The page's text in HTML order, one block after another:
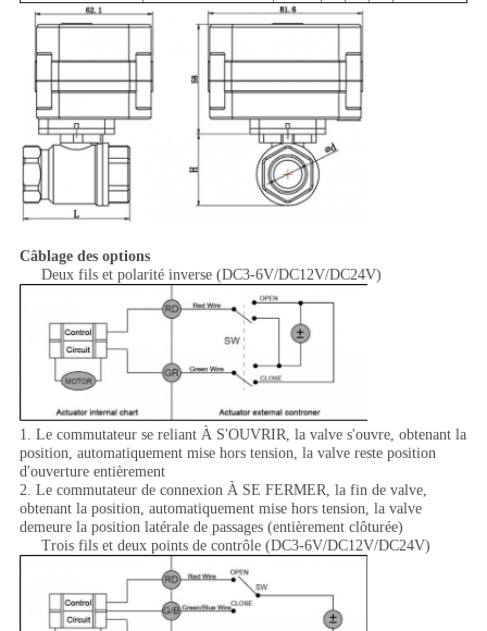
Câblage des options
Deux fils et polarité inverse (DC3-6V/DC12V/DC24V)
1. Le commutateur se reliant À S'OUVRIR, la valve s'ouvre, obtenant la
position, automatiquement mise hors tension, la valve reste position
d'ouverture entièrement
2. Le commutateur de connexion À SE FERMER, la fin de valve,
obtenant la position, automatiquement mise hors tension, la valve
demeure la position latérale de passages (entièrement clôturée)
Trois fils et deux points de contrôle (DC3-6V/DC12V/DC24V)